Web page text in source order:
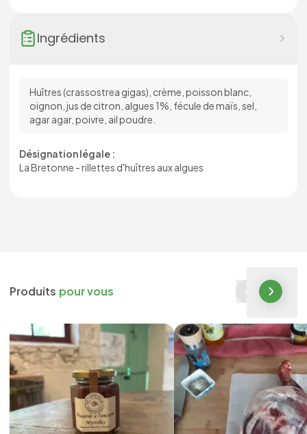
Ingrédients
Huîtres (crassostrea gigas), crème, poisson blanc,
oignon, jus de citron, algues 1%, fécule de maïs, sel,
agar agar, poivre, ail poudre.
Désignation légale :
La Bretonne - rillettes d'huîtres aux algues
Produits pour vous